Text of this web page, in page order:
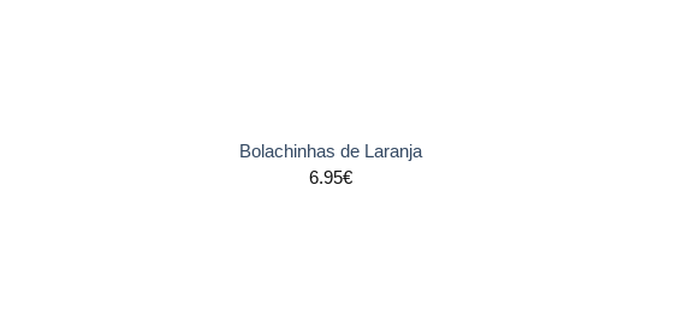
Bolachinhas de Laranja
6.95€